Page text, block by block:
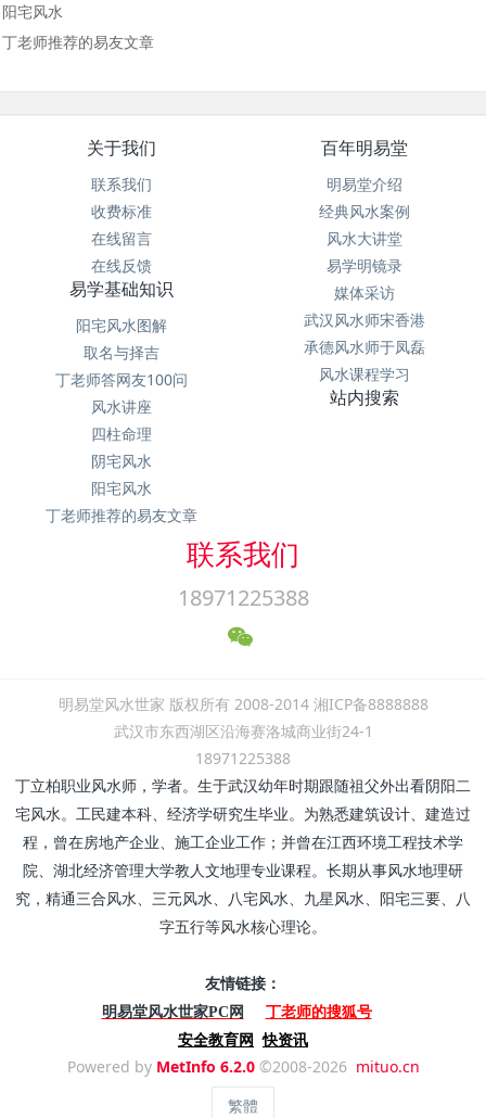
阳宅风水
丁老师推荐的易友文章
关于我们
联系我们
收费标准
在线留言
在线反馈
百年明易堂
明易堂介绍
经典风水案例
风水大讲堂
易学明镜录
媒体采访
武汉风水师宋香港
承德风水师于凤磊
风水课程学习
易学基础知识
阳宅风水图解
取名与择吉
丁老师答网友100问
风水讲座
四柱命理
阴宅风水
阳宅风水
丁老师推荐的易友文章
站内搜索
联系我们
18971225388
明易堂风水世家 版权所有 2008-2014 湘ICP备8888888
武汉市东西湖区沿海赛洛城商业街24-1
18971225388
丁立柏职业风水师，学者。生于武汉幼年时期跟随祖父外出看阴阳二
宅风水。工民建本科、经济学研究生毕业。为熟悉建筑设计、建造过
程，曾在房地产企业、施工企业工作；并曾在江西环境工程技术学
院、湖北经济管理大学教人文地理专业课程。长期从事风水地理研
究，精通三合风水、三元风水、八宅风水、九星风水、阳宅三要、八
字五行等风水核心理论。
友情链接：
明易堂风水世家PC网
丁老师的搜狐号
安全教育网 快资讯
Powered by MetInfo 6.2.0©2008-2026 mituo.cn
繁體